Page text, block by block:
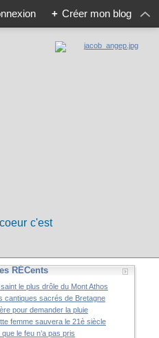
+ Créer mon blog
c'est
RÉCents
saint le plus drôle du Mont Athos
cantiques sacrés de Bretagne
pour demander la pluie
femme sauvera le 21è siècle
que le feu n’a pas pris